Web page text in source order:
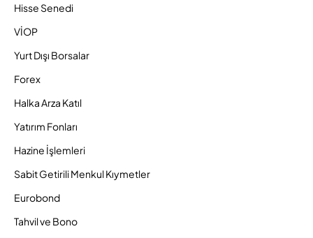
Hisse Senedi
VİOP
Yurt Dışı Borsalar
Forex
Halka Arza Katıl
Yatırım Fonları
Hazine İşlemleri
Sabit Getirili Menkul Kıymetler
Eurobond
Tahvil ve Bono